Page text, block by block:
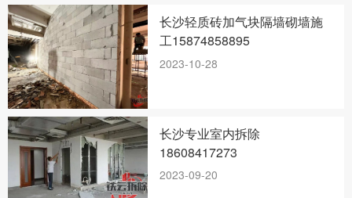
长沙轻质砖加气块隔墙砌墙施
工15874858895
2023-10-28
长沙专业室内拆除
18608417273
2023-09-20